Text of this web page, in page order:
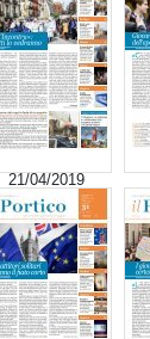
21/04/2019